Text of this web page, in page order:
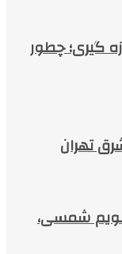
گیری؛ چطور
تهران
شمسی،